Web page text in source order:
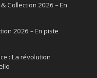
Collection 2026 – En
2026 – En piste
: La révolution